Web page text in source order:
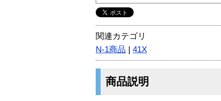
関連カテゴリ
N-1商品 | 41X
商品説明